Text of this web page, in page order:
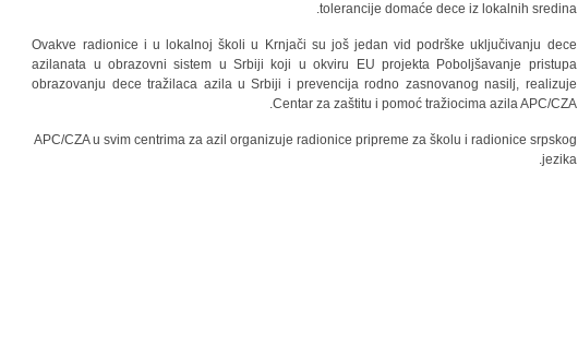
tolerancije domaće dece iz lokalnih sredina.
Ovakve radionice i u lokalnoj školi u Krnjači su još jedan vid podrške uključivanju dece
azilanata u obrazovni sistem u Srbiji koji u okviru EU projekta Poboljšavanje pristupa
obrazovanju dece tražilaca azila u Srbiji i prevencija rodno zasnovanog nasilj, realizuje
Centar za zaštitu i pomoć tražiocima azila APC/CZA.
APC/CZA u svim centrima za azil organizuje radionice pripreme za školu i radionice srpskog
jezika.